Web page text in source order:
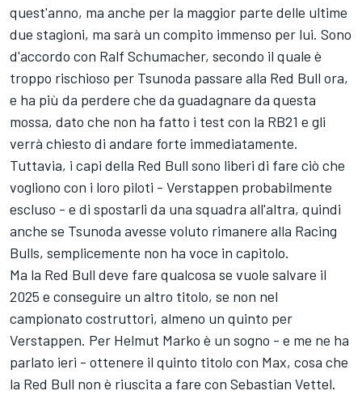
quest'anno, ma anche per la maggior parte delle ultime
due stagioni, ma sarà un compito immenso per lui. Sono
d'accordo con Ralf Schumacher, secondo il quale è
troppo rischioso per Tsunoda passare alla Red Bull ora,
e ha più da perdere che da guadagnare da questa
mossa, dato che non ha fatto i test con la RB21 e gli
verrà chiesto di andare forte immediatamente.
Tuttavia, i capi della Red Bull sono liberi di fare ciò che
vogliono con i loro piloti - Verstappen probabilmente
escluso - e di spostarli da una squadra all'altra, quindi
anche se Tsunoda avesse voluto rimanere alla Racing
Bulls, semplicemente non ha voce in capitolo.
Ma la Red Bull deve fare qualcosa se vuole salvare il
2025 e conseguire un altro titolo, se non nel
campionato costruttori, almeno un quinto per
Verstappen. Per Helmut Marko è un sogno - e me ne ha
parlato ieri - ottenere il quinto titolo con Max, cosa che
la Red Bull non è riuscita a fare con Sebastian Vettel.